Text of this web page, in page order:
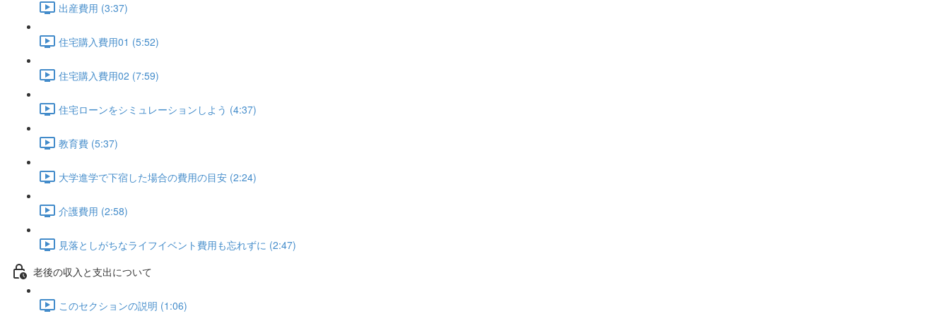
出産費用 (3:37)
住宅購入費用01 (5:52)
住宅購入費用02 (7:59)
住宅ローンをシミュレーションしよう (4:37)
教育費 (5:37)
大学進学で下宿した場合の費用の目安 (2:24)
介護費用 (2:58)
見落としがちなライフイベント費用も忘れずに (2:47)
老後の収入と支出について
このセクションの説明 (1:06)